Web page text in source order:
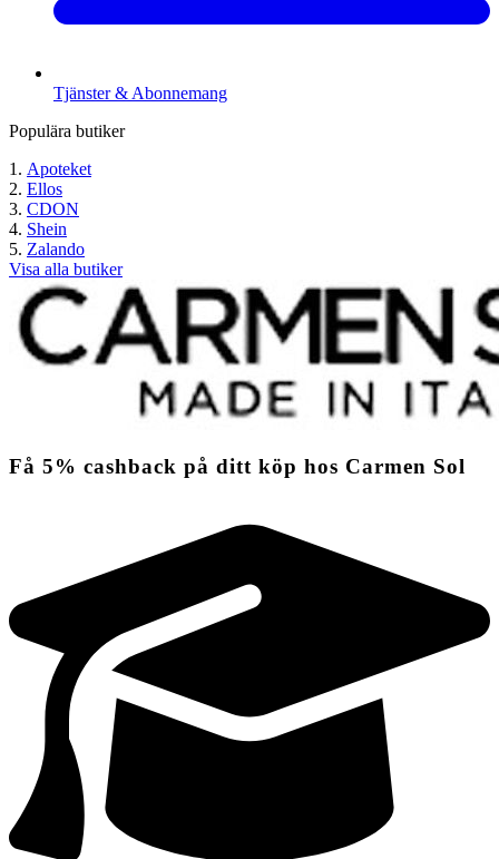
Tjänster & Abonnemang
Populära butiker
Apoteket
Ellos
CDON
Shein
Zalando
Visa alla butiker
Få 5% cashback på ditt köp hos Carmen Sol